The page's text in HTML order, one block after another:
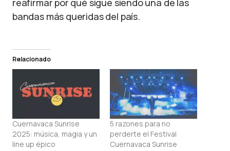
reafirmar por qué sigue siendo una de las
bandas más queridas del país.
Relacionado
Cuernavaca Sunrise
2025: música, magia y un
line up épico
5 razones para no
perderte el Festival
Cuernavaca Sunrise